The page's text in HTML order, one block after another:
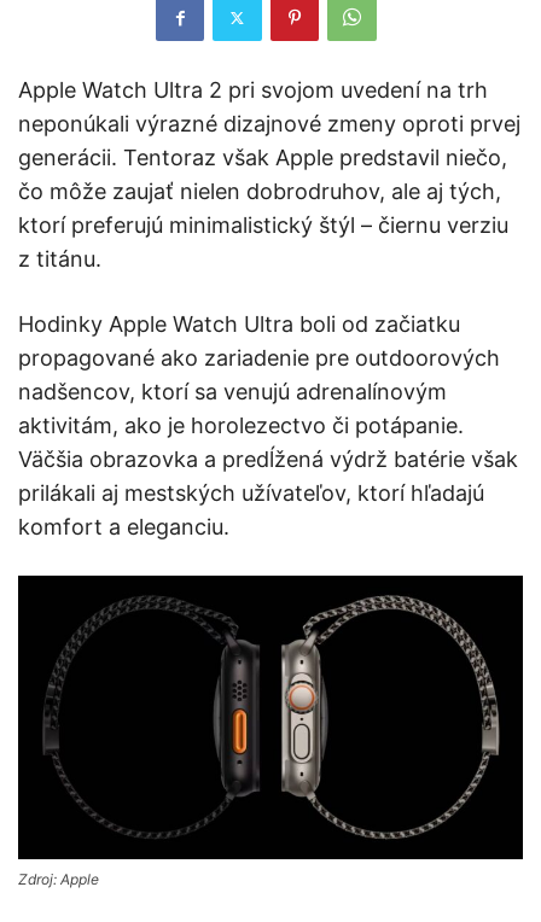
Apple Watch Ultra 2 pri svojom uvedení na trh
neponúkali výrazné dizajnové zmeny oproti prvej
generácii. Tentoraz však Apple predstavil niečo,
čo môže zaujať nielen dobrodruhov, ale aj tých,
ktorí preferujú minimalistický štýl – čiernu verziu
z titánu.
Hodinky Apple Watch Ultra boli od začiatku
propagované ako zariadenie pre outdoorových
nadšencov, ktorí sa venujú adrenalínovým
aktivitám, ako je horolezectvo či potápanie.
Väčšia obrazovka a predĺžená výdrž batérie však
prilákali aj mestských užívateľov, ktorí hľadajú
komfort a eleganciu.
Zdroj: Apple